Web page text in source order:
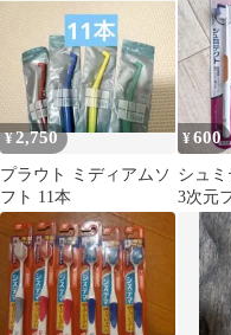
¥2,750
プラウト ミディアムソ
フト 11本
¥600
シュ
3次元